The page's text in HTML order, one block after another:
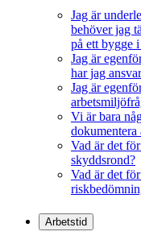
Jag är
behöver jag
på ett bygge
Jag är
har jag
Jag är
Vi är bara
Vad är det
skyddsrond?
Vad är det
Arbetstid